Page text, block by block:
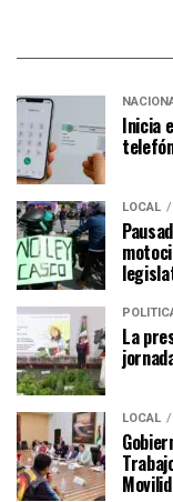
Inicia
LOCAL
La
LOCAL